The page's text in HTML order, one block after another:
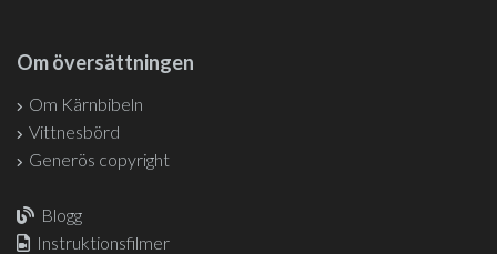
Om översättningen
Om Kärnbibeln
Vittnesbörd
Generös copyright
Blogg
Instruktionsfilmer